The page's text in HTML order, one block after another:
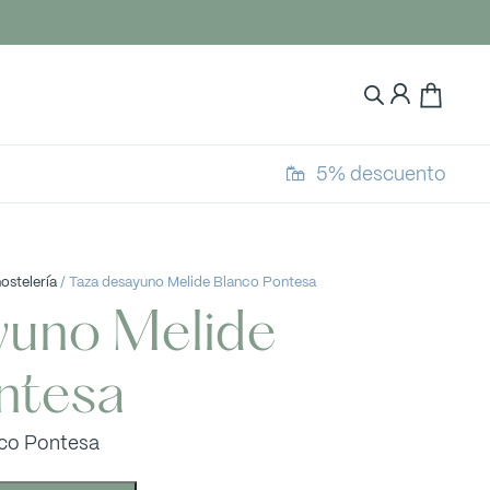
5% descuento
/ Taza desayuno Melide Blanco Pontesa
Melide
Pontesa